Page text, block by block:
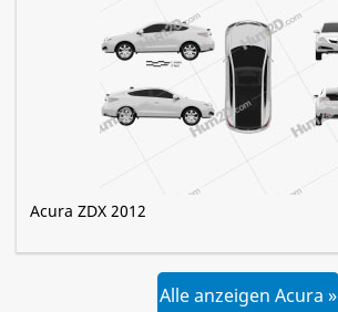
Acura ZDX 2012
Alle anzeigen Acura »